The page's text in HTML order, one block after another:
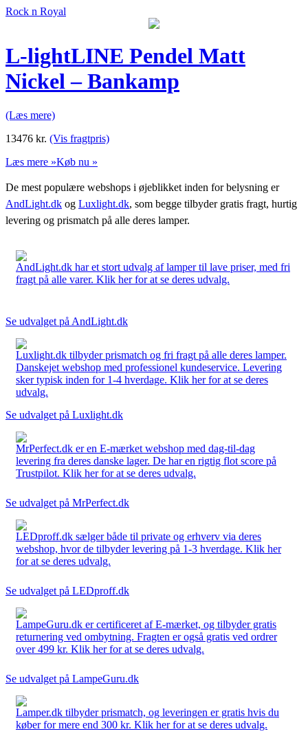
Rock n Royal
L-lightLINE Pendel Matt
Nickel – Bankamp
(Læs mere)
13476 kr. (Vis fragtpris)
Læs mere »Køb nu »
De mest populære webshops i øjeblikket inden for belysning er
AndLight.dk og Luxlight.dk, som begge tilbyder gratis fragt, hurtig
levering og prismatch på alle deres lamper.
AndLight.dk har et stort udvalg af lamper til lave priser, med fri
fragt på alle varer. Klik her for at se deres udvalg.
Se udvalget på AndLight.dk
Luxlight.dk tilbyder prismatch og fri fragt på alle deres lamper.
Danskejet webshop med professionel kundeservice. Levering
sker typisk inden for 1-4 hverdage. Klik her for at se deres
udvalg.
Se udvalget på Luxlight.dk
MrPerfect.dk er en E-mærket webshop med dag-til-dag
levering fra deres danske lager. De har en rigtig flot score på
Trustpilot. Klik her for at se deres udvalg.
Se udvalget på MrPerfect.dk
LEDproff.dk sælger både til private og erhverv via deres
webshop, hvor de tilbyder levering på 1-3 hverdage. Klik her
for at se deres udvalg.
Se udvalget på LEDproff.dk
LampeGuru.dk er certificeret af E-mærket, og tilbyder gratis
returnering ved ombytning. Fragten er også gratis ved ordrer
over 499 kr. Klik her for at se deres udvalg.
Se udvalget på LampeGuru.dk
Lamper.dk tilbyder prismatch, og leveringen er gratis hvis du
køber for mere end 300 kr. Klik her for at se deres udvalg.